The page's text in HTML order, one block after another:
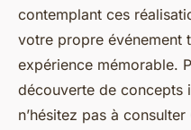
contemplant ces
votre propre événement
expérience mémorable.
découverte de concepts
n’hésitez pas à